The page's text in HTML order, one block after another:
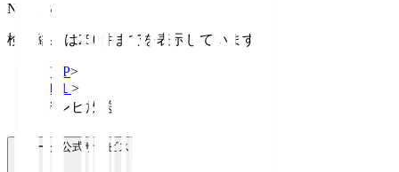
NHK BS
検索結果は250件までを表示しています
TOP>
Ｊ１ >
テレビ放送
Ｊリーグ公式サービス